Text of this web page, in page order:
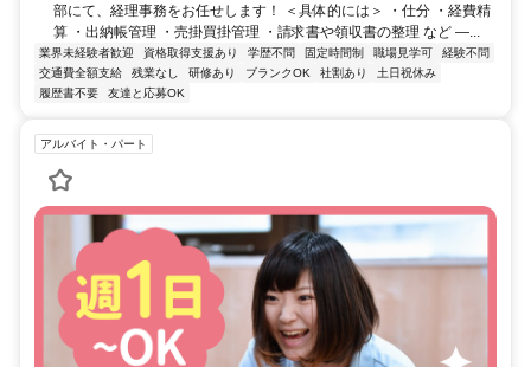
部にて、経理事務をお任せします！ ＜具体的には＞ ・仕分 ・経費精
算 ・出納帳管理 ・売掛買掛管理 ・請求書や領収書の整理 など ―...
業界未経験者歓迎 資格取得支援あり 学歴不問 固定時間制 職場見学可
経験不問
交通費全額支給
残業なし 研修あり ブランクOK 社割あり
土日祝休み
履歴書不要
友達と応募OK
アルバイト・パート